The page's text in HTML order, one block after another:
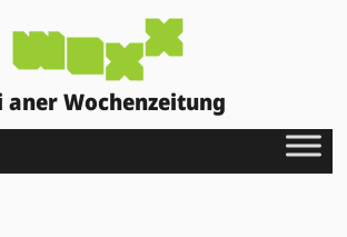
aner Wochenzeitung